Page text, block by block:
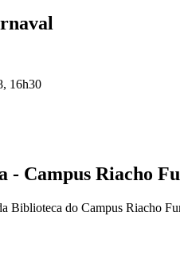
16h30
- Campus Riacho
Biblioteca do Campus Riacho